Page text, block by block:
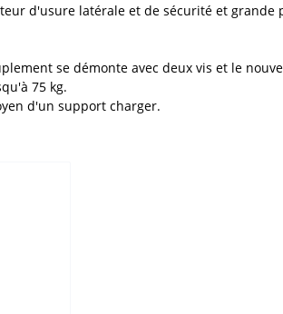
d'usure latérale et de sécurité et grande
se démonte avec deux vis et le
75 kg.
d'un support charger.